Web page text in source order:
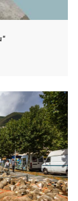
ce sont
des stands
agricole et